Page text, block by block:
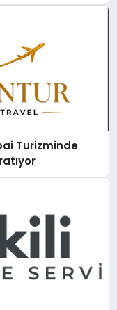
Turizminde